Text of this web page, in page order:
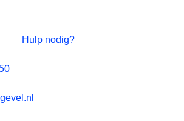
Hulp nodig?